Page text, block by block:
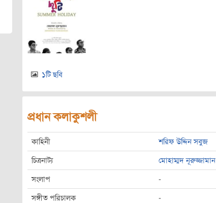
১টি ছবি
প্রধান কলাকুশলী
কাহিনী শরিফ উদ্দিন সবুজ
চিত্রনাট্য মোহাম্মদ নূরুজ্জামান
সংলাপ -
সঙ্গীত পরিচালক -